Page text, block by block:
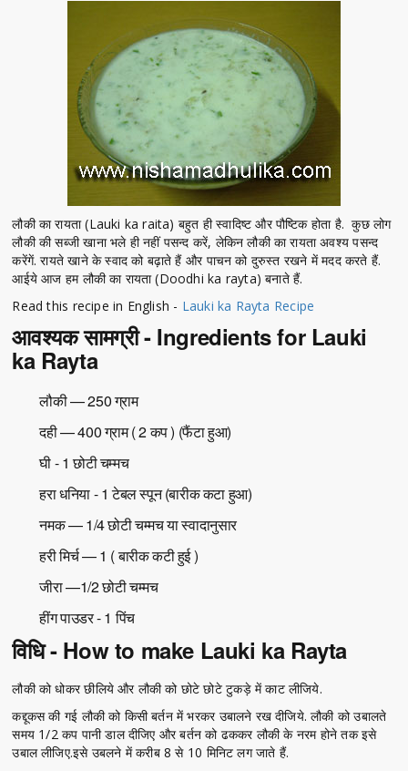
लौकी का रायता (Lauki ka raita) बहुत ही स्वादिष्ट और पौष्टिक होता है. कुछ लोग
लौकी की सब्जी खाना भले ही नहीं पसन्द करें, लेकिन लौकी का रायता अवश्य पसन्द
करेंगें. रायते खाने के स्वाद को बढ़ाते हैं और पाचन को दुरुस्त रखने में मदद करते हैं.
आईये आज हम लौकी का रायता (Doodhi ka rayta) बनाते हैं.
Read this recipe in English - Lauki ka Rayta Recipe
आवश्यक सामग्री - Ingredients for Lauki
ka Rayta
लौकी — 250 ग्राम
दही — 400 ग्राम ( 2 कप ) (फैंटा हुआ)
घी - 1 छोटी चम्मच
हरा धनिया - 1 टेबल स्पून (बारीक कटा हुआ)
नमक — 1/4 छोटी चम्मच या स्वादानुसार
हरी मिर्च — 1 ( बारीक कटी हुई )
जीरा —1/2 छोटी चम्मच
हींग पाउडर - 1 पिंच
विधि - How to make Lauki ka Rayta
लौकी को धोकर छीलिये और लौकी को छोटे छोटे टुकड़े में काट लीजिये.
कद्दूकस की गई लौकी को किसी बर्तन में भरकर उबालने रख दीजिये. लौकी को उबालते
समय 1/2 कप पानी डाल दीजिए और बर्तन को ढककर लौकी के नरम होने तक इसे
उबाल लीजिए.इसे उबलने में करीब 8 से 10 मिनिट लग जाते हैं.